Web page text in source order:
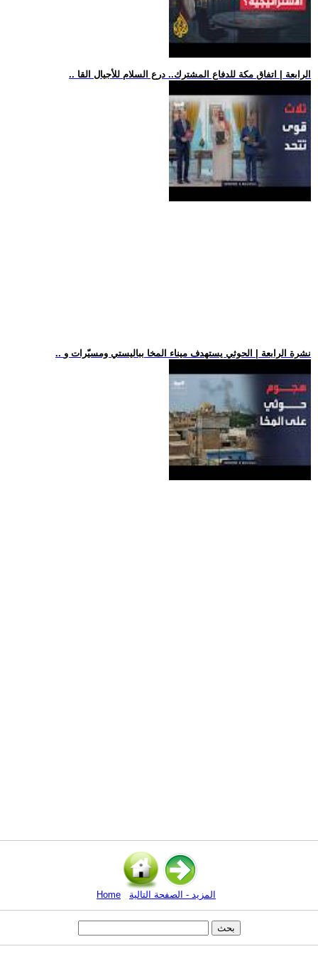
.. الرابعة | اتفاق مكة للدفاع المشترك.. درع السلام للأجيال القا
.. نشرة الرابعة | الحوثي يستهدف ميناء المخا بباليستي ومسيّرات و
Home المزيد - الصفحة التالية